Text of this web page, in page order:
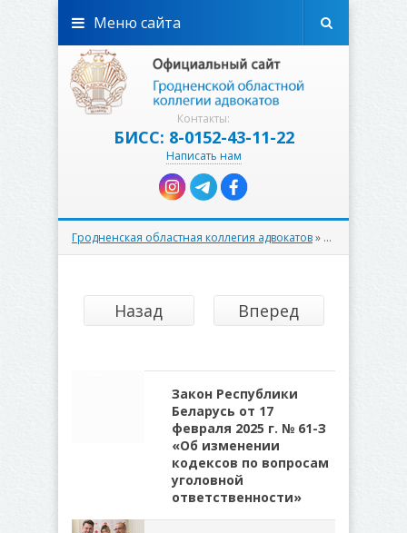
Контакты:
БИСС: 8-0152-43-11-22
Написать нам
Меню сайта
Гродненская областная коллегия адвокатов» Материалы за Февраль 2025 года » Страница 2
Назад Вперед
Закон Республики
Беларусь от 17
февраля 2025 г. № 61-З
«Об изменении
кодексов по вопросам
уголовной
ответственности»